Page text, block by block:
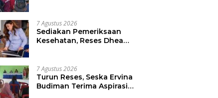
7 Agustus 2026
Sediakan Pemeriksaan
Kesehatan, Reses Dhea
7 Agustus 2026
Turun Reses, Seska Ervina
Budiman Terima Aspirasi